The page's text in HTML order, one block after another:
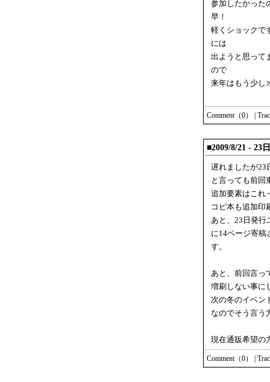
参加したかった
早！
軽くショックで
には
出ようと思って
ので
来年はもう少し
Comment（0）
■2009/8/21 - 23
遅れましたが23
と言っても前回
追加要素はこれ
コピ本も追加印
あと、23日発行
に14ページ寄稿
す。
あと、前回言っ
増刷しない事に
次の冬のイベン
なのでそう言う
現在通販希望の
Comment（0）